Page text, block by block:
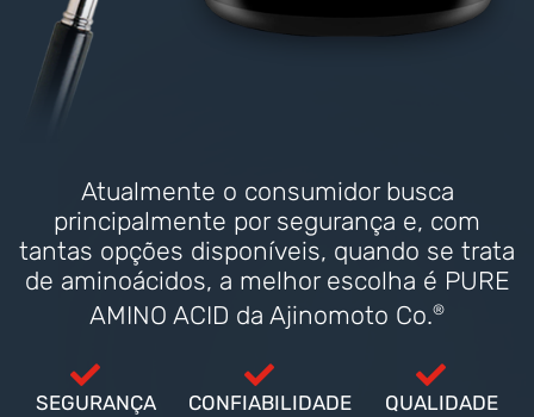
Atualmente o consumidor busca
principalmente por segurança e, com
tantas opções disponíveis, quando se trata
de aminoácidos, a melhor escolha é PURE
AMINO ACID da Ajinomoto Co.®
SEGURANÇA CONFIABILIDADE QUALIDADE